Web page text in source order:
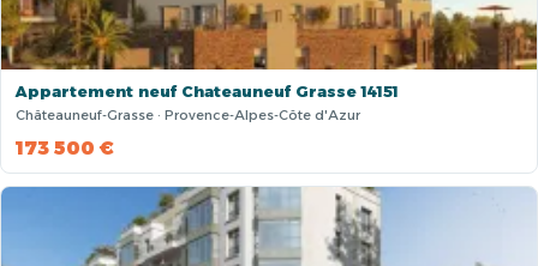
Appartement neuf Chateauneuf Grasse 14151
Châteauneuf-Grasse · Provence-Alpes-Côte d'Azur
173 500 €